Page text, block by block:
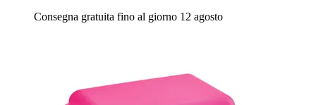
Consegna gratuita fino al giorno 12 agosto